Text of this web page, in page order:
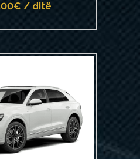
/ ditë